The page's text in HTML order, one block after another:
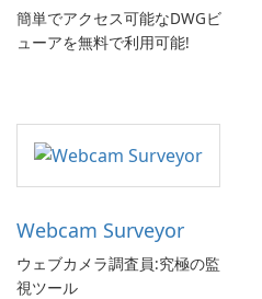
簡単でアクセス可能なDWGビ
ューアを無料で利用可能!
Webcam Surveyor
ウェブカメラ調査員:究極の監
視ツール